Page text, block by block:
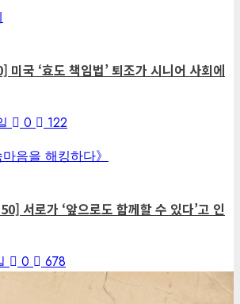
국 ‘효도 책임법’ 퇴조가 시니어 사회에
0
122
음을 해킹하다》
서로가 ‘앞으로도 함께할 수 있다’고 인
0 678